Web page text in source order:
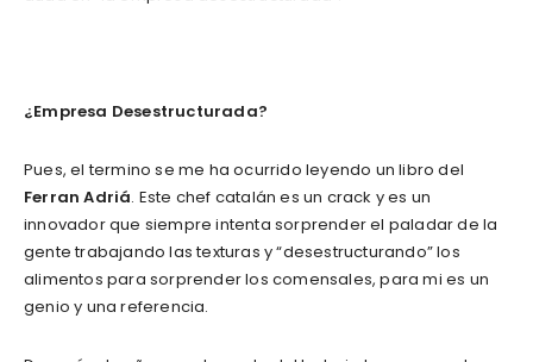
¿Empresa Desestructurada?
Pues, el termino se me ha ocurrido leyendo un libro del
Ferran Adriá. Este chef catalán es un crack y es un
innovador que siempre intenta sorprender el paladar de la
gente trabajando las texturas y “desestructurando” los
alimentos para sorprender los comensales, para mi es un
genio y una referencia.